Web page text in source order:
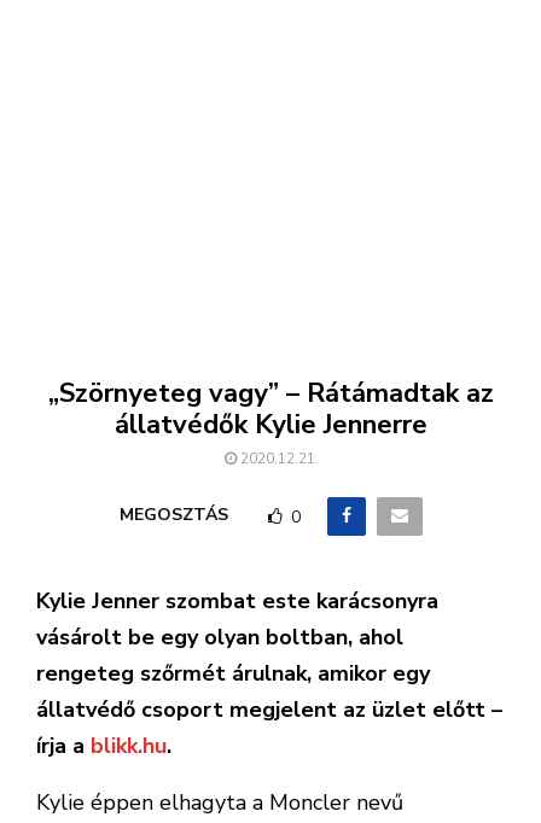
„Szörnyeteg vagy” – Rátámadtak az
állatvédők Kylie Jennerre
2020.12.21.
MEGOSZTÁS 0
Kylie Jenner szombat este karácsonyra
vásárolt be egy olyan boltban, ahol
rengeteg szőrmét árulnak, amikor egy
állatvédő csoport megjelent az üzlet előtt –
írja a blikk.hu.
Kylie éppen elhagyta a Moncler nevű